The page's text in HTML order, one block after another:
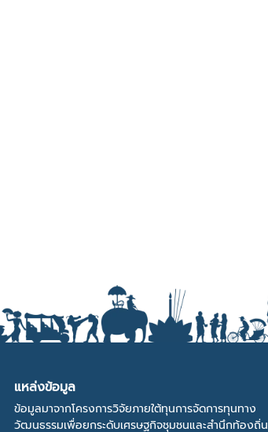
แหล่งข้อมูล
ข้อมูลมาจากโครงการวิจัยภายใต้ทุนการจัดการทุนทาง
วัฒนธรรมเพื่อยกระดับเศรษฐกิจชุมชนและสำนึกท้องถิ่น